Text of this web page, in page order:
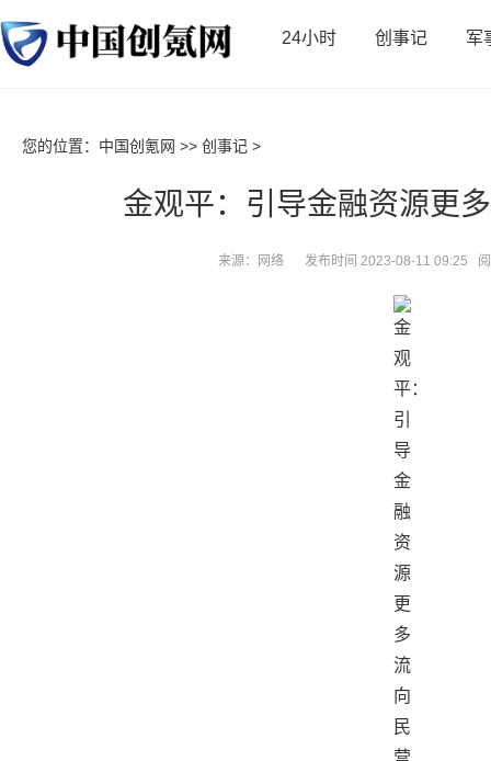
24小时 创事记 军
您的位置： 中国创氪网 >> 创事记 >
金观平：引导金融资源更
来源：网络 发布时间 2023-08-11 09:25